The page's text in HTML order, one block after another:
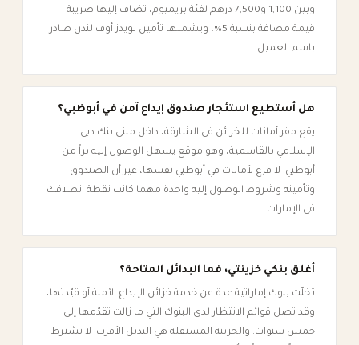
وبين 1,100 و7,500 درهم لفئة بريميوم، تضاف إليها ضريبة
قيمة مضافة بنسبة 5%، ويشملها تأمين لويدز أوف لندن صادر
باسم العميل.
هل أستطيع استئجار صندوق إيداع آمن في أبوظبي؟
يقع مقر أمانات للخزائن في الشارقة، داخل مبنى بنك دبي
الإسلامي بالقاسمية، وهو موقع يسهل الوصول إليه براً من
أبوظبي. لا فرع لأمانات في أبوظبي نفسها، غير أن الصندوق
وتأمينه وشروط الوصول إليه واحدة مهما كانت نقطة انطلاقك
في الإمارات.
أغلق بنكي خزينتي، فما البدائل المتاحة؟
تخلّت بنوك إماراتية عدة عن خدمة خزائن الإيداع الآمنة أو قيّدتها،
وقد تصل قوائم الانتظار لدى البنوك التي ما زالت تقدّمها إلى
خمس سنوات. والخزينة المستقلة هي البديل الأقرب: لا تشترط